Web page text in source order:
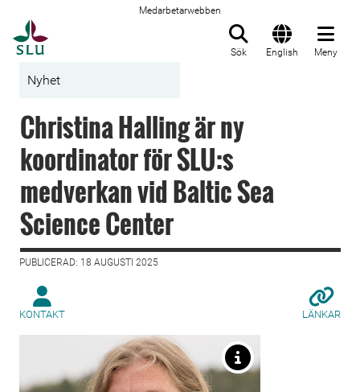
Medarbetarwebben
Sök English Meny
Nyhet
Christina Halling är ny
koordinator för SLU:s
medverkan vid Baltic Sea
Science Center
PUBLICERAD: 18 AUGUSTI 2025
KONTAKT LÄNKAR